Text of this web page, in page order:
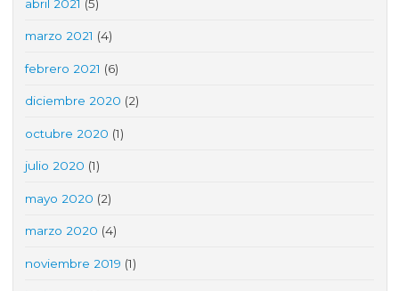
abril 2021 (5)
marzo 2021 (4)
febrero 2021 (6)
diciembre 2020 (2)
octubre 2020 (1)
julio 2020 (1)
mayo 2020 (2)
marzo 2020 (4)
noviembre 2019 (1)